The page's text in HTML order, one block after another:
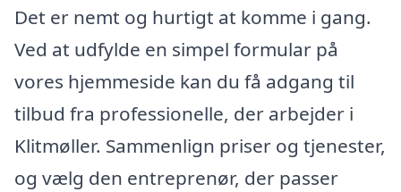
Det er nemt og hurtigt at komme i gang.
Ved at udfylde en simpel formular på
vores hjemmeside kan du få adgang til
tilbud fra professionelle, der arbejder i
Klitmøller. Sammenlign priser og tjenester,
og vælg den entreprenør, der passer